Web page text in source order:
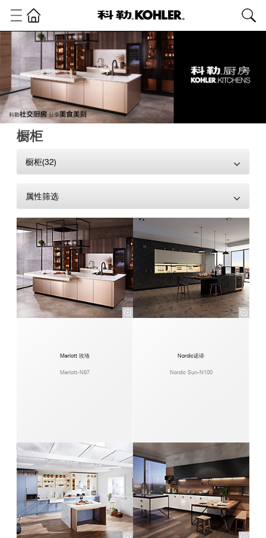
橱柜
橱柜(32)
属性筛选
Merlott 玫珞
Merlott-N97
Nordic诺谛
Nordic Sun-N100